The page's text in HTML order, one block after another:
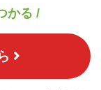
かる /